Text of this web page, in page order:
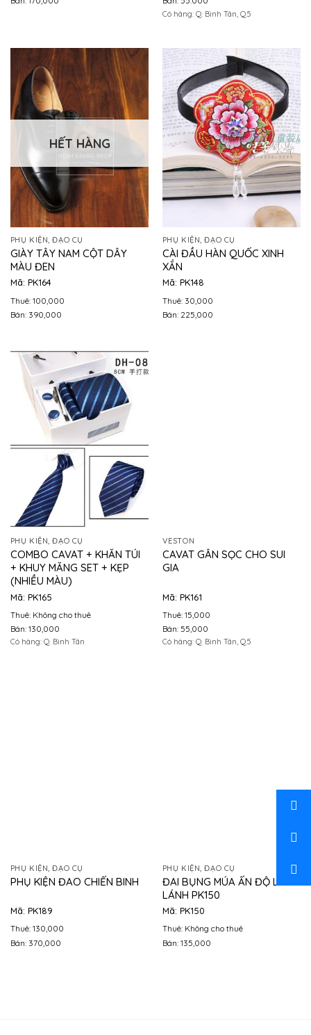
Có hàng: Q. Bình Tân, Q.5
HẾT HÀNG
PHỤ KIỆN, ĐẠO CỤ
GIÀY TÂY NAM CỘT DÂY
MÀU ĐEN
Mã: PK164
Thuê: 100,000
Bán: 390,000
PHỤ KIỆN, ĐẠO CỤ
CÀI ĐẦU HÀN QUỐC XINH
XẮN
Mã: PK148
Thuê: 30,000
Bán: 225,000
PHỤ KIỆN, ĐẠO CỤ
COMBO CAVAT + KHĂN TÚI
+ KHUY MĂNG SET + KẸP
(NHIỀU MÀU)
Mã: PK165
Thuê: Không cho thuê
Bán: 130,000
Có hàng: Q. Bình Tân
VESTON
CAVAT GÂN SỌC CHO SUI
GIA
Mã: PK161
Thuê: 15,000
Bán: 55,000
Có hàng: Q. Bình Tân, Q.5
PHỤ KIỆN, ĐẠO CỤ
PHỤ KIỆN ĐAO CHIẾN BINH
Mã: PK189
Thuê: 130,000
Bán: 370,000
PHỤ KIỆN, ĐẠO CỤ
ĐAI BỤNG MÚA ẤN ĐỘ LẤP
LÁNH PK150
Mã: PK150
Thuê: Không cho thuê
Bán: 135,000